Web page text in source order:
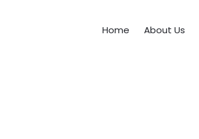
Home About Us